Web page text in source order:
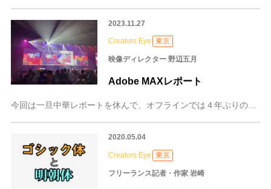
2023.11.27
Creators Eye 東京
映像ディレクター 野辺五月
Adobe MAXレポート
今回は一旦中華レポートを休んで、オフラインでは４年ぶりのAdobeMAXにお邪魔してきたのでレポートします。早期チケットは1万円、通常2万円の有料ですが、その分
2020.05.04
Creators Eye 東京
フリーランス記者・作家 岩崎